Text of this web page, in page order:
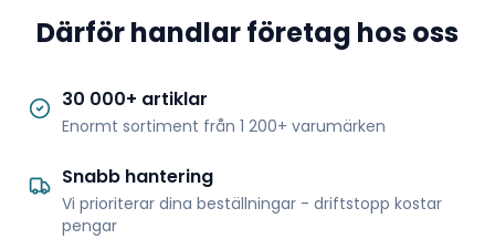
Därför handlar företag hos oss
30 000+ artiklar
Enormt sortiment från 1 200+ varumärken
Snabb hantering
Vi prioriterar dina beställningar - driftstopp kostar
pengar